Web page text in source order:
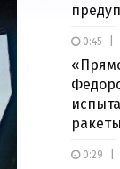
ракеты
0:45
0:29